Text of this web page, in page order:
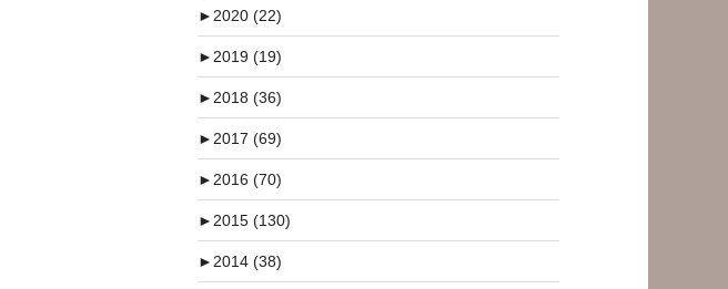
►2020 (22)
►2019 (19)
►2018 (36)
►2017 (69)
►2016 (70)
►2015 (130)
►2014 (38)